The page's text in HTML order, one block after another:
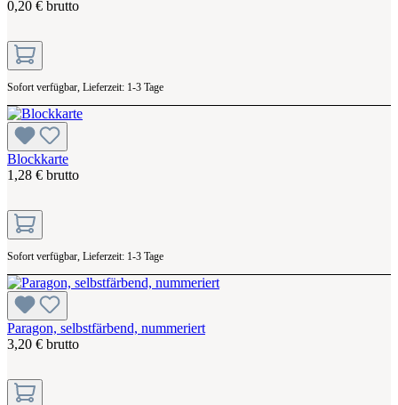
0,20 € brutto
Sofort verfügbar, Lieferzeit: 1-3 Tage
Blockkarte
1,28 € brutto
Sofort verfügbar, Lieferzeit: 1-3 Tage
Paragon, selbstfärbend, nummeriert
3,20 € brutto